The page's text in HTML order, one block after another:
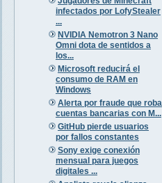
infectados por LofyStealer
...
NVIDIA Nemotron 3 Nano
Omni dota de sentidos a
los...
Microsoft reducirá el
consumo de RAM en
Windows
Alerta por fraude que roba
cuentas bancarias con M...
GitHub pierde usuarios
por fallos constantes
Sony exige conexión
mensual para juegos
digitales ...